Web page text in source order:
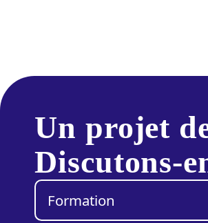
Un projet
Discutons-
Catégorie